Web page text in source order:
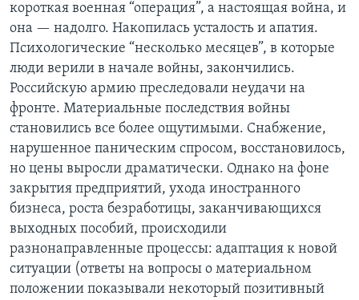
короткая военная “операция”, а настоящая война, и
она — надолго. Накопилась усталость и апатия.
Психологические “несколько месяцев”, в которые
люди верили в начале войны, закончились.
Российскую армию преследовали неудачи на
фронте. Материальные последствия войны
становились все более ощутимыми. Снабжение,
нарушенное паническим спросом, восстановилось,
но цены выросли драматически. Однако на фоне
закрытия предприятий, ухода иностранного
бизнеса, роста безработицы, заканчивающихся
выходных пособий, происходили
разнонаправленные процессы: адаптация к новой
ситуации (ответы на вопросы о материальном
положении показывали некоторый позитивный